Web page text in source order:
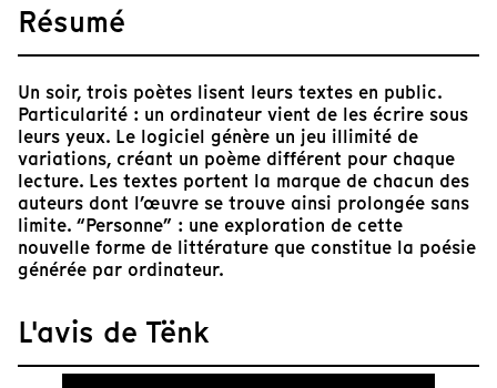
Résumé
Un soir, trois poètes lisent leurs textes en public.
Particularité : un ordinateur vient de les écrire sous
leurs yeux. Le logiciel génère un jeu illimité de
variations, créant un poème différent pour chaque
lecture. Les textes portent la marque de chacun des
auteurs dont l’œuvre se trouve ainsi prolongée sans
limite. “Personne” : une exploration de cette
nouvelle forme de littérature que constitue la poésie
générée par ordinateur.
L'avis de Tënk